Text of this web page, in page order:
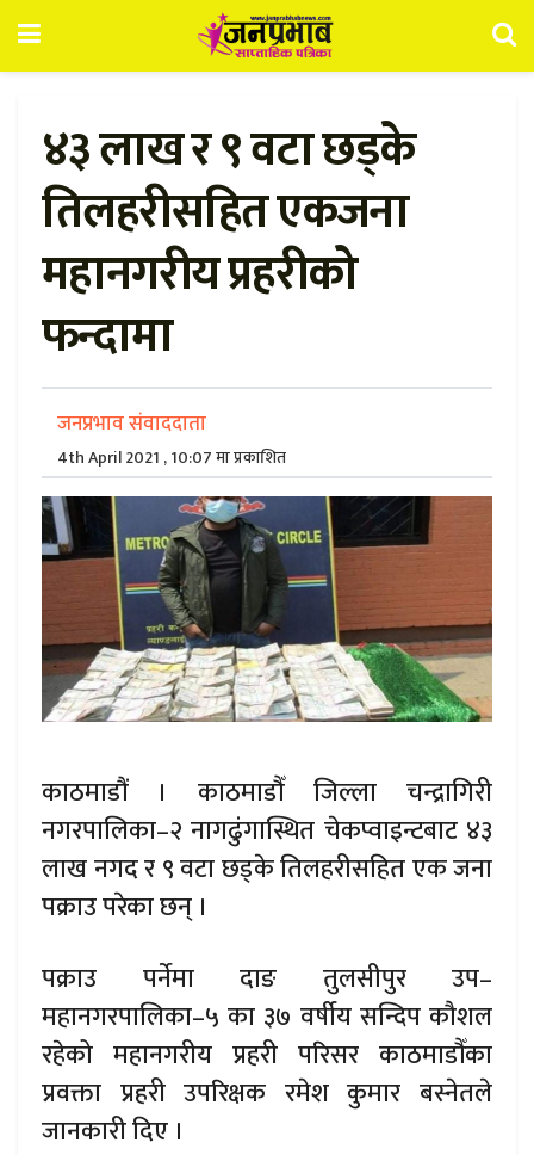
४३ लाख र ९ वटा छड्के
तिलहरीसहित एकजना
महानगरीय प्रहरीको
फन्दामा
जनप्रभाव संवाददाता
4th April 2021 , 10:07 मा प्रकाशित
काठमाडौं । काठमाडौँ जिल्ला चन्द्रागिरी
नगरपालिका–२ नागढुंगास्थित चेकप्वाइन्टबाट ४३
लाख नगद र ९ वटा छड्के तिलहरीसहित एक जना
पक्राउ परेका छन् ।
पक्राउ पर्नेमा दाङ तुलसीपुर उप–
महानगरपालिका–५ का ३७ वर्षीय सन्दिप कौशल
रहेको महानगरीय प्रहरी परिसर काठमाडौँका
प्रवक्ता प्रहरी उपरिक्षक रमेश कुमार बस्नेतले
जानकारी दिए ।